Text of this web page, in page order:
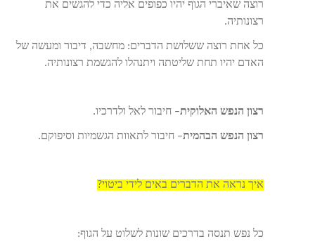
רוצה שאיברי הגוף יהיו כפופים אליה כדי להגשים את
רצונותיה.
כל אחת רוצה ששלושת הדברים: מחשבה, דיבור ומעשה של
האדם יהיו תחת שליטתה ויתנהלו להגשמת רצונותיה.
רצון הנפש האלוקית– חיבור לאל ולדרכיו.
רצון הנפש הבהמית– חיבור לתאוות הגשמיות וסיפוקם.
איך נראה את הדברים באים לידי ביטוי?
כל נפש תנסה בדרכים שונות לשלוט על הגוף: